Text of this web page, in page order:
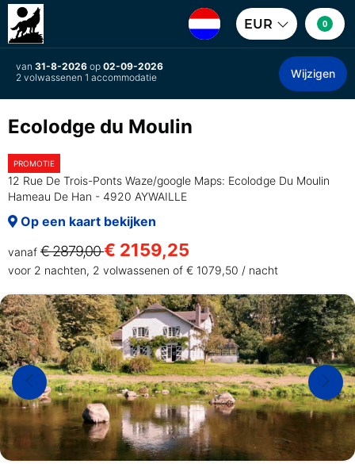
EUR 0
van 31-8-2026 op 02-09-2026
2 volwassenen 1 accommodatie
Wijzigen
Ecolodge du Moulin
PROMOTIE
12 Rue De Trois-Ponts Waze/google Maps: Ecolodge Du Moulin
Hameau De Han - 4920 AYWAILLE
Op een kaart bekijken
vanaf € 2879,00€ 2159,25
voor 2 nachten, 2 volwassenen of € 1079,50 / nacht